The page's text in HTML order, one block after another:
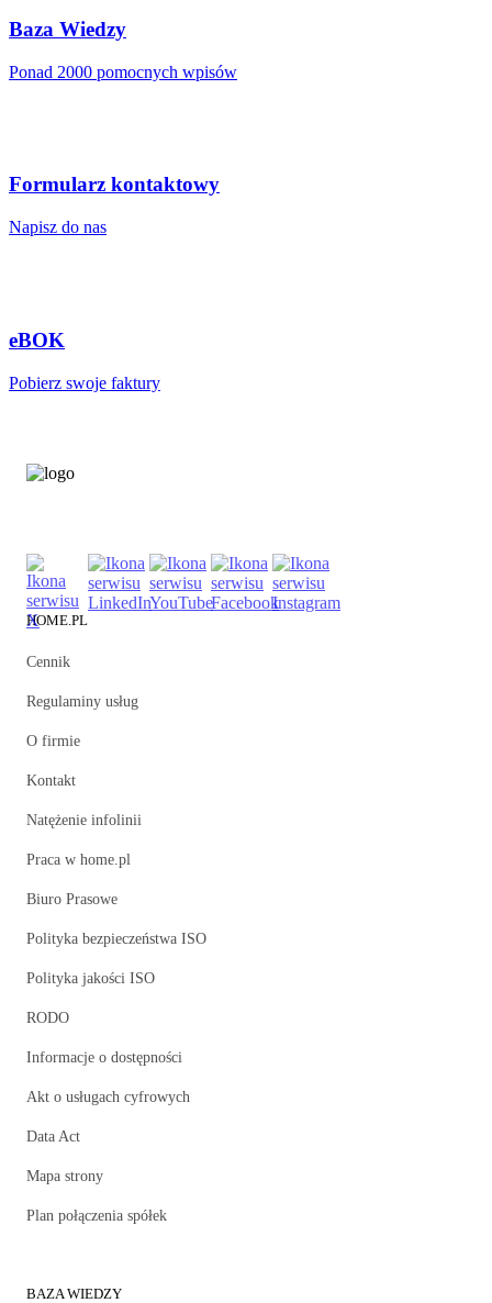
Baza Wiedzy
Ponad 2000 pomocnych wpisów
Formularz kontaktowy
Napisz do nas
eBOK
Pobierz swoje faktury
HOME.PL
Cennik
Regulaminy usług
O firmie
Kontakt
Natężenie infolinii
Praca w home.pl
Biuro Prasowe
Polityka bezpieczeństwa ISO
Polityka jakości ISO
RODO
Informacje o dostępności
Akt o usługach cyfrowych
Data Act
Mapa strony
Plan połączenia spółek
BAZA WIEDZY